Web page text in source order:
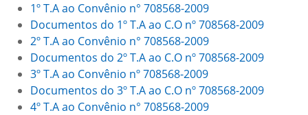
1º T.A ao Convênio n° 708568-2009
Documentos do 1º T.A ao C.O nº 708568-2009
2º T.A ao Convênio n° 708568-2009
Documentos do 2º T.A ao C.O nº 708568-2009
3º T.A ao Convênio nº 708568-2009
Documentos do 3º T.A ao C.O nº 708568-2009
4º T.A ao Convênio n° 708568-2009